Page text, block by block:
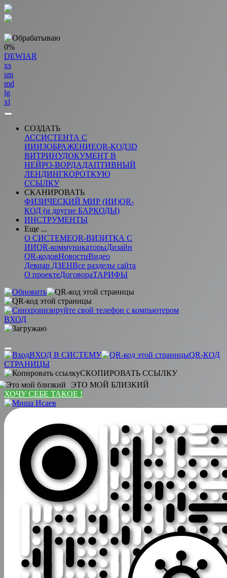
0%
DEWIAR
xs
sm
md
lg
xl
СОЗДАТЬ
АССИСТЕНТА С
ИИИЗОБРАЖЕНИЕQR-КОД3D
ВИТРИНУДОКУМЕНТ В
НЕЙРО-ВОРДАДАПТИВНЫЙ
ЛЕНДИНГКОРОТКУЮ
ССЫЛКУ
СКАНИРОВАТЬ
ФИЗИЧЕСКИЙ МИР (ИИ)QR-
КОД (и другие БАРКОДЫ)
ИНСТРУМЕНТЫ
Еще ...
О СИСТЕМЕQR-ВИЗИТКА С
ИИQR-коммуникаторыДизайн
QR-кодовНовостиВидео
Девиар ДЗЕНВсе разделы сайта
О проектеДоговораТАРИФЫ
ВХОД
ВХОД В СИСТЕМУ
QR-КОД
СТРАНИЦЫ
СКОПИРОВАТЬ ССЫЛКУ
ЭТО МОЙ БЛИЗКИЙ
ХОЧУ СЕБЕ ТАКОЕ !